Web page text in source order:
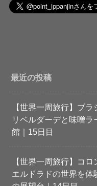
最近の投稿
【世界一周旅行】ブ
リベルダーデと味噌
館｜15日目
【世界一周旅行】コ
エルドラドの世界を体